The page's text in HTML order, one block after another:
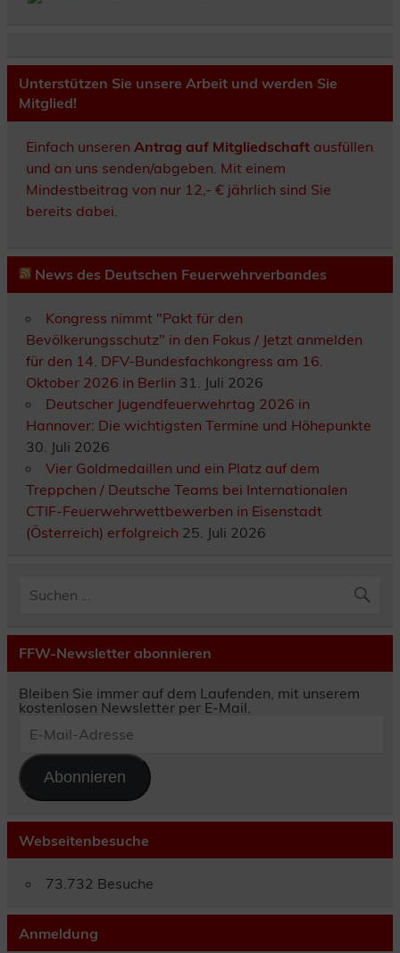
Unterstützen Sie unsere Arbeit und werden Sie
Mitglied!
Einfach unseren Antrag auf Mitgliedschaftausfüllen
und an uns senden/abgeben. Mit einem
Mindestbeitrag von nur 12,- € jährlich sind Sie
bereits dabei.
News des Deutschen Feuerwehrverbandes
Kongress nimmt "Pakt für den
Bevölkerungsschutz" in den Fokus / Jetzt anmelden
für den 14. DFV-Bundesfachkongress am 16.
Oktober 2026 in Berlin 31. Juli 2026
Deutscher Jugendfeuerwehrtag 2026 in
Hannover: Die wichtigsten Termine und Höhepunkte
30. Juli 2026
Vier Goldmedaillen und ein Platz auf dem
Treppchen / Deutsche Teams bei Internationalen
CTIF-Feuerwehrwettbewerben in Eisenstadt
(Österreich) erfolgreich 25. Juli 2026
FFW-Newsletter abonnieren
Bleiben Sie immer auf dem Laufenden, mit unserem
kostenlosen Newsletter per E-Mail.
Mail-
Abonnieren
Webseitenbesuche
73.732 Besuche
Anmeldung